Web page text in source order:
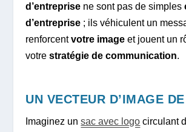
d’entreprise ne sont pas de simples
d’entreprise ; ils véhiculent un
renforcentvotre image et jouent un
votrestratégie de communication.
UN VECTEUR D’IMAGE
Imaginez unsac avec logo circulant